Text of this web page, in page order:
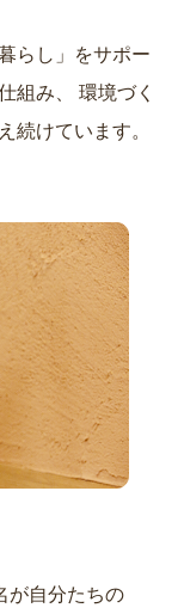
らし」をサポー
組み、
続けています。
が自分たちの